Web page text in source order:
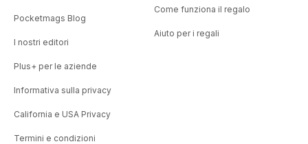
Pocketmags Blog
I nostri editori
Plus+ per le aziende
Informativa sulla privacy
California e USA Privacy
Termini e condizioni
Come funziona il regalo
Aiuto per i regali